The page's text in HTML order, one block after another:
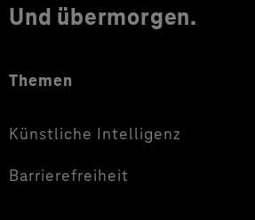
Und übermorgen.
Themen
Künstliche Intelligenz
Barrierefreiheit